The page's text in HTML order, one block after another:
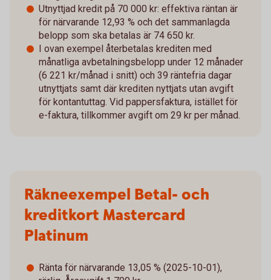
Utnyttjad kredit på 70 000 kr: effektiva räntan är
för närvarande 12,93 % och det sammanlagda
belopp som ska betalas är 74 650 kr.
I ovan exempel återbetalas krediten med
månatliga avbetalningsbelopp under 12 månader
(6 221 kr/månad i snitt) och 39 räntefria dagar
utnyttjats samt där krediten nyttjats utan avgift
för kontantuttag. Vid pappersfaktura, istället för
e-faktura, tillkommer avgift om 29 kr per månad.
Räkneexempel Betal- och
kreditkort Mastercard
Platinum
Ränta för närvarande 13,05 % (2025-10-01),